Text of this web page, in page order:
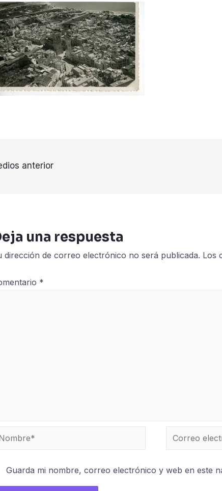
anterior
una respuesta
dirección de correo electrónico no será publicada. Los
*
Guarda mi nombre, correo electrónico y web en este